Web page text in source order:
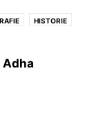
HISTORIE
Adha